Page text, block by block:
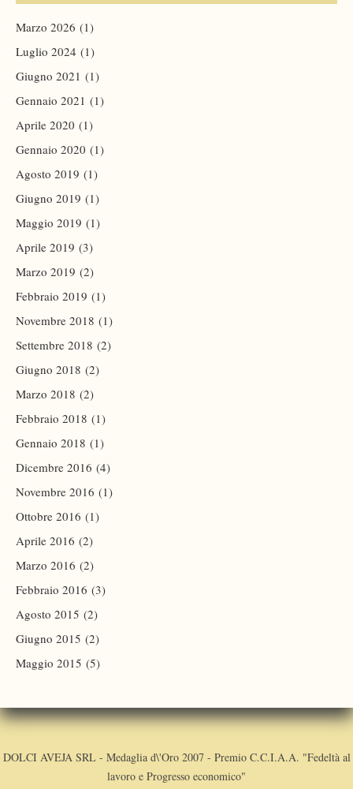
Marzo 2026 (1)
Luglio 2024 (1)
Giugno 2021 (1)
Gennaio 2021 (1)
Aprile 2020 (1)
Gennaio 2020 (1)
Agosto 2019 (1)
Giugno 2019 (1)
Maggio 2019 (1)
Aprile 2019 (3)
Marzo 2019 (2)
Febbraio 2019 (1)
Novembre 2018 (1)
Settembre 2018 (2)
Giugno 2018 (2)
Marzo 2018 (2)
Febbraio 2018 (1)
Gennaio 2018 (1)
Dicembre 2016 (4)
Novembre 2016 (1)
Ottobre 2016 (1)
Aprile 2016 (2)
Marzo 2016 (2)
Febbraio 2016 (3)
Agosto 2015 (2)
Giugno 2015 (2)
Maggio 2015 (5)
DOLCI AVEJA SRL - Medaglia d\'Oro 2007 - Premio C.C.I.A.A. "Fedeltà al
lavoro e Progresso economico"